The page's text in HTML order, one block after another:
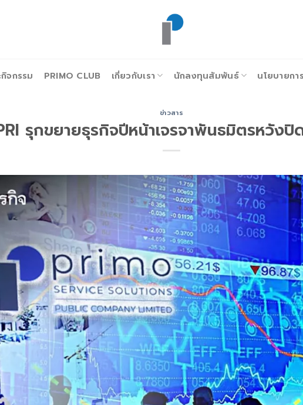
จกรรม PRIMO CLUB เกี่ยวกับเรา นักลงทุนสัมพันธ์ นโยบายก
ข่าวสาร
รุกขยายธุรกิจปีหน้าเจรจาพันธมิตรหวัง